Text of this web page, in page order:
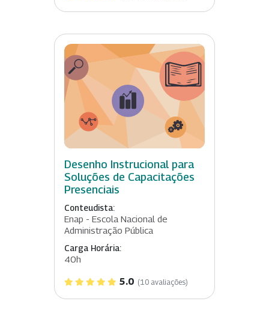
Desenho Instrucional para
Soluções de Capacitações
Presenciais
Conteudista:
Enap - Escola Nacional de
Administração Pública
Carga Horária:
40h
5.0 (10 avaliações)